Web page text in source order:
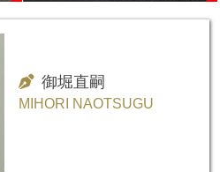
御堀直嗣
MIHORI NAOTSUGU